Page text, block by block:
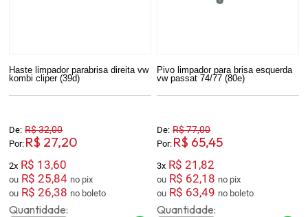
Haste limpador parabrisa direita vw
kombi cliper (39d)
De: R$ 32,00
Por: R$ 27,20
2x R$ 13,60
ou R$ 25,84
no pix
ou R$ 26,38 no boleto
Quantidade:
Pivo limpador para brisa esquerda
vw passat 74/77 (80e)
De: R$ 77,00
Por: R$ 65,45
3x R$ 21,82
ou R$ 62,18
no pix
ou R$ 63,49 no boleto
Quantidade: